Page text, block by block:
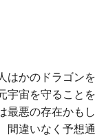
かのドラゴン
宇宙を守ること
最悪の存在か
間違いなく予想